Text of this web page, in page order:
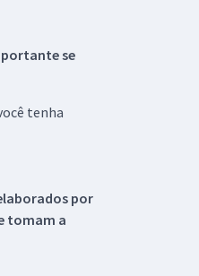
se
tenha
por
tomam a